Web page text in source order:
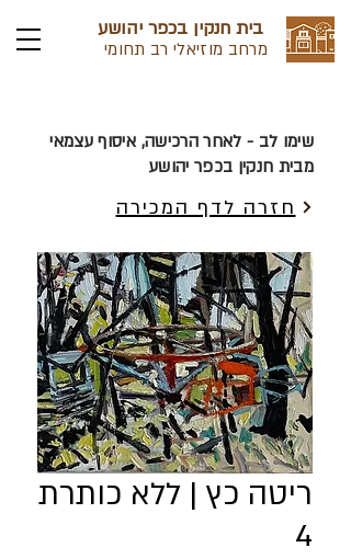
בית חנקין בכפר יהושע
מרחב מוזיאלי רב תחומי
שימו לב - לאחר הרכישה, איסוף עצמאי
מבית חנקין בכפר יהושע
חזרה לדף המכירה
ריטה כץ | ללא כותרת
4